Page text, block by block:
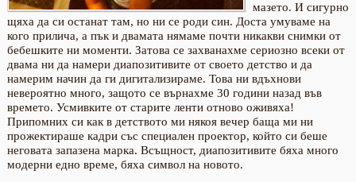
мазето. И сигурно
щяха да си останат там, но ни се роди син. Доста умуваме на
кого прилича, а пък и двамата нямаме почти никакви снимки от
бебешките ни моменти. Затова се захванахме сериозно всеки от
двама ни да намери диапозитивите от своето детство и да
намерим начин да ги дигитализираме. Това ни вдъхнови
невероятно много, защото се върнахме 30 години назад във
времето. Усмивките от старите ленти отново оживяха!
Припомних си как в детството ми някоя вечер баща ми ни
прожектираше кадри със специален проектор, който си беше
неговата запазена марка. Всъщност, диапозитивите бяха много
модерни едно време, бяха символ на новото.